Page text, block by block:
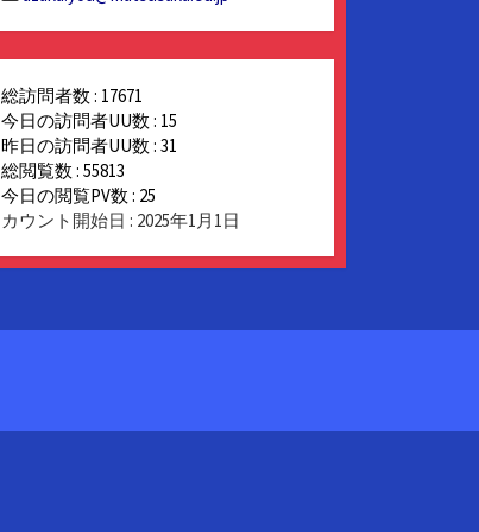
総訪問者数 : 17671
今日の訪問者UU数 : 15
昨日の訪問者UU数 : 31
総閲覧数 : 55813
今日の閲覧PV数 : 25
カウント開始日 : 2025年1月1日